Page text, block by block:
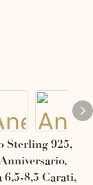
Sterling 925,
8,5 Carati,